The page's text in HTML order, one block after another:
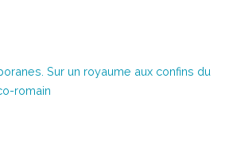
Sur un royaume aux confins du
romain